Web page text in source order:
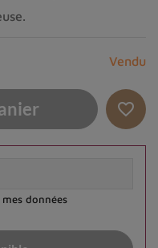
Vendu
favorite_border
données